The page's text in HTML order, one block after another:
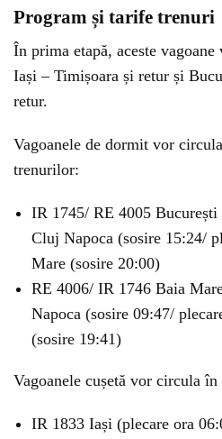
Program și tarife trenuri
În prima etapă, aceste
Iași – Timișoara și retur și
retur.
Vagoanele de dormit vor
trenurilor:
IR 1745/ RE 4005
Cluj Napoca (sosire 15:24/
Mare (sosire 20:00)
RE 4006/ IR 1746 Baia
Napoca (sosire 09:47/
(sosire 19:41)
Vagoanele cușetă vor circula
IR 1833 Iași (plecare ora